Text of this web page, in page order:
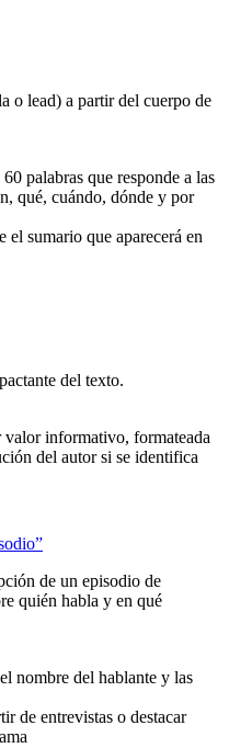
o lead) a partir del cuerpo de
palabras que responde a las
qué, cuándo, dónde y por
el sumario que aparecerá en
del texto.
valor informativo, formateada
del autor si se identifica
de un episodio de
quién habla y en qué
nombre del hablante y las
de entrevistas o destacar